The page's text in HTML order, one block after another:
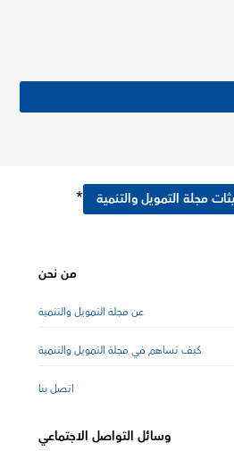
مجلة التمويل والتنمية *
من نحن
عن مجلة التمويل والتنمية
كيف تساهم في مجلة التمويل والتنمية
اتصل بنا
وسائل التواصل الاجتماعي